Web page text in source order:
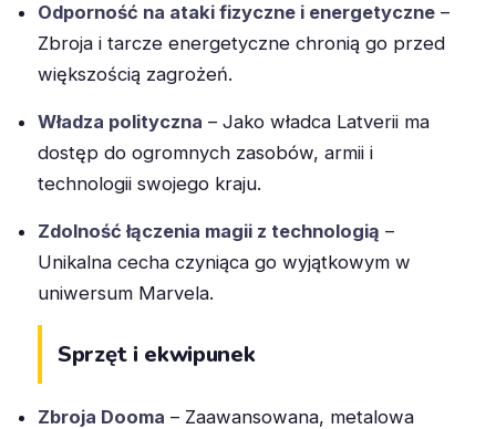
Odporność na ataki fizyczne i energetyczne –
Zbroja i tarcze energetyczne chronią go przed
większością zagrożeń.
Władza polityczna – Jako władca Latverii ma
dostęp do ogromnych zasobów, armii i
technologii swojego kraju.
Zdolność łączenia magii z technologią –
Unikalna cecha czyniąca go wyjątkowym w
uniwersum Marvela.
Sprzęt i ekwipunek
Zbroja Dooma – Zaawansowana, metalowa